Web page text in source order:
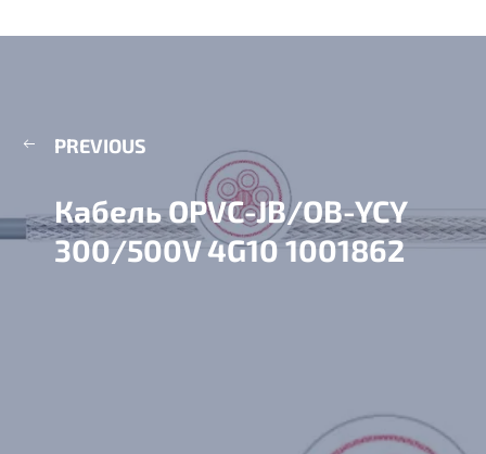
PREVIOUS
Кабель OPVC-JB/OB-YCY
300/500V 4G10 1001862